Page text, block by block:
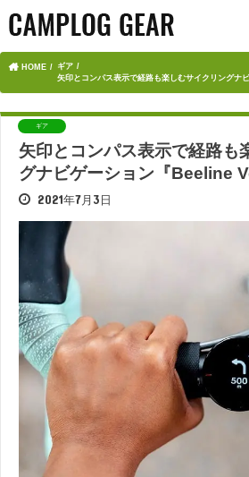
HOME
ギア
矢印とコンパス表示で経路も楽しむサイクリングナ
ギア
矢印とコンパス表示で経路も
グナビゲーション『Beeline
2021年7月3日